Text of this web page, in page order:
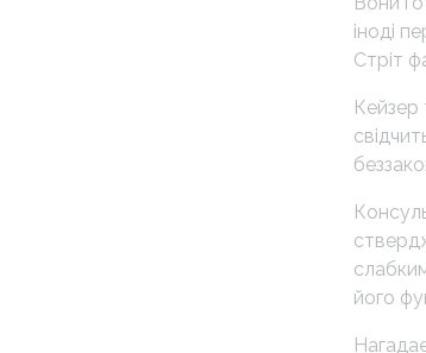
іноді
Стріт
Кейзер
його